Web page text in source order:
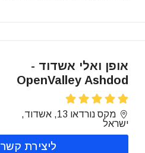
אופן ואלי אשדוד -
OpenValley Ashdod
מקס נורדאו 13, אשדוד,
ישראל
ליצירת קשר